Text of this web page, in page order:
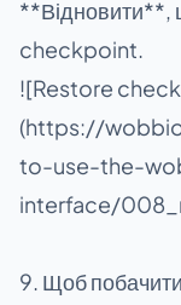
**Відновити**,
checkpoint.
![Restore
(https://
to-use-the-
interface/
9. Щоб побачити